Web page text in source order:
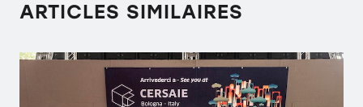
ARTICLES SIMILAIRES